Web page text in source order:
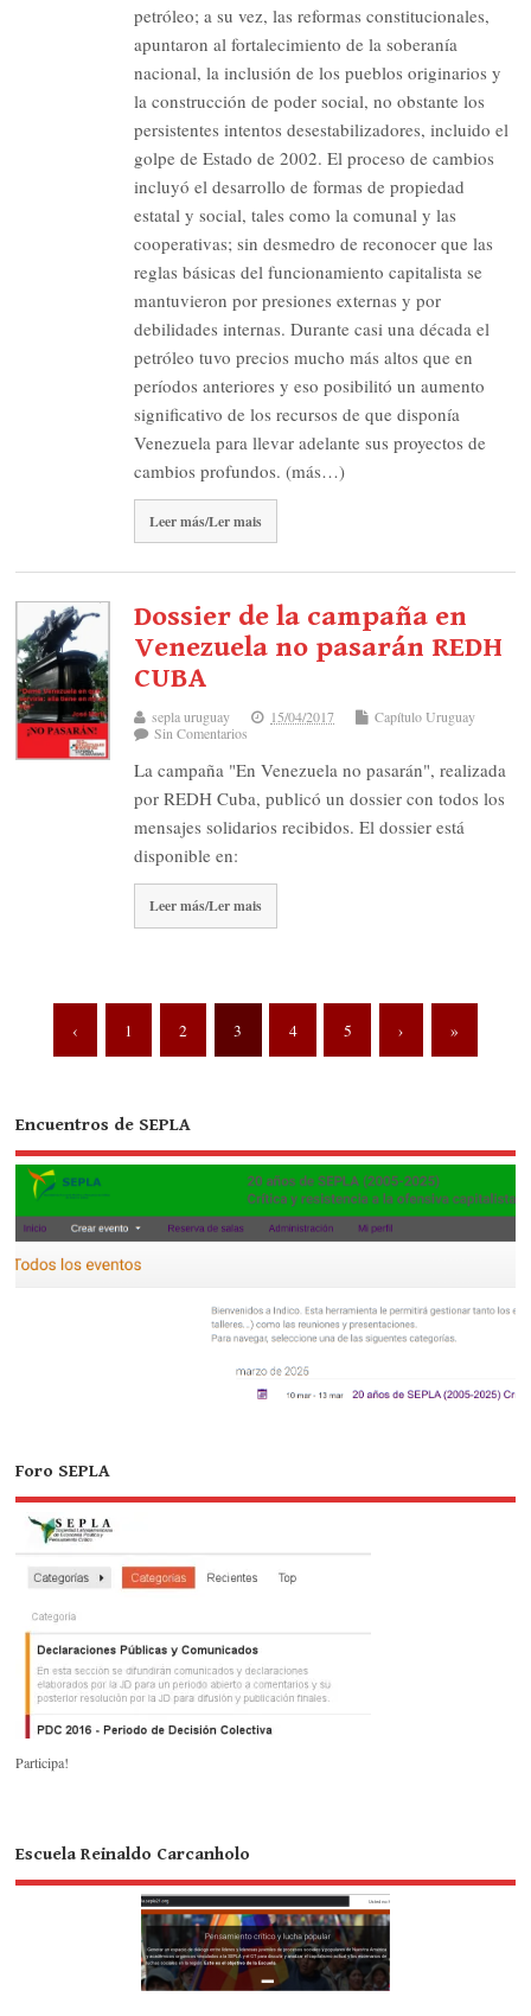
petróleo; a su vez, las reformas constitucionales,
apuntaron al fortalecimiento de la soberanía
nacional, la inclusión de los pueblos originarios y
la construcción de poder social, no obstante los
persistentes intentos desestabilizadores, incluido el
golpe de Estado de 2002. El proceso de cambios
incluyó el desarrollo de formas de propiedad
estatal y social, tales como la comunal y las
cooperativas; sin desmedro de reconocer que las
reglas básicas del funcionamiento capitalista se
mantuvieron por presiones externas y por
debilidades internas. Durante casi una década el
petróleo tuvo precios mucho más altos que en
períodos anteriores y eso posibilitó un aumento
significativo de los recursos de que disponía
Venezuela para llevar adelante sus proyectos de
cambios profundos. (más…)
Leer más/Ler mais
Dossier de la campaña en
Venezuela no pasarán REDH
CUBA
sepla uruguay 15/04/2017
Capítulo Uruguay
Sin Comentarios
La campaña "En Venezuela no pasarán", realizada
por REDH Cuba, publicó un dossier con todos los
mensajes solidarios recibidos. El dossier está
disponible en:
Leer más/Ler mais
‹ 1 2 3 4 5 › »
Encuentros de SEPLA
Foro SEPLA
Participa!
Escuela Reinaldo Carcanholo